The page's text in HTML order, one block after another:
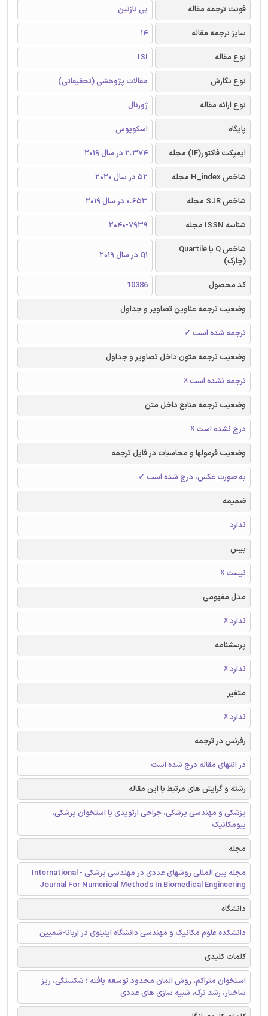
فونت ترجمه مقاله
بی نازنین
سایز ترجمه مقاله
14
نوع مقاله
ISI
نوع نگارش
مقالات پژوهشی (تحقیقاتی)
نوع ارائه مقاله
ژورنال
پایگاه
اسکوپوس
ایمپکت فاکتور(IF) مجله
2.374 در سال 2019
شاخص H_index مجله
52 در سال 2020
شاخص SJR مجله
0.653 در سال 2019
شناسه ISSN مجله
2040-7939
شاخص Q یا Quartile
(چارک)
Q1 در سال 2019
کد محصول
10386
وضعیت ترجمه عناوین تصاویر و جداول
ترجمه شده است ✓
وضعیت ترجمه متون داخل تصاویر و جداول
ترجمه نشده است ☓
وضعیت ترجمه منابع داخل متن
درج نشده است ☓
وضعیت فرمولها و محاسبات در فایل ترجمه
به صورت عکس، درج شده است ✓
ضمیمه
ندارد
بیس
نیست ☓
مدل مفهومی
ندارد ☓
پرسشنامه
ندارد ☓
متغیر
ندارد ☓
رفرنس در ترجمه
در انتهای مقاله درج شده است
رشته و گرایش های مرتبط با این مقاله
پزشکی و مهندسی پزشکی، جراحی ارتوپدی یا استخوان پزشکی،
بیومکانیک
مجله
مجله بین المللی روشهای عددی در مهندسی پزشکی - International
Journal For Numerical Methods In Biomedical Engineering
دانشگاه
دانشکده علوم مکانیک و مهندسی دانشگاه ایلینوی در اربانا-شمپین
کلمات کلیدی
استخوان متراکم، روش المان محدود توسعه یافته ؛ شکستگی، ریز
ساختار، رشد ترک، شبیه سازی های عددی